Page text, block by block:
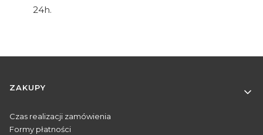
24h.
Linki w stopce
ZAKUPY
Czas realizacji zamówienia
Formy płatności